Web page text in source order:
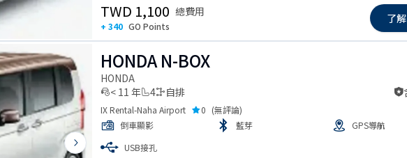
TWD 1,100 總費用
+ 340 GO Points
了
Next slide
HONDA N-BOX
HONDA
< 11 年
4 自排
IX Rental-Naha Airport 0 (無評論)
倒車顯影
藍芽
GPS導航
USB接孔